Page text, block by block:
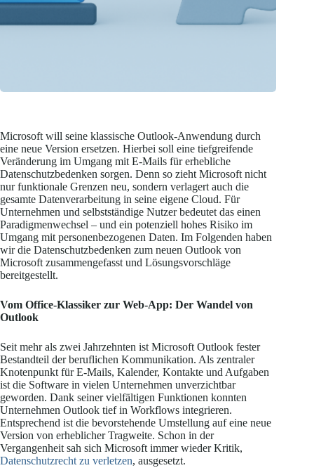
Microsoft will seine klassische Outlook-Anwendung durch
eine neue Version ersetzen. Hierbei soll eine tiefgreifende
Veränderung im Umgang mit E-Mails für erhebliche
Datenschutzbedenken sorgen. Denn so zieht Microsoft nicht
nur funktionale Grenzen neu, sondern verlagert auch die
gesamte Datenverarbeitung in seine eigene Cloud. Für
Unternehmen und selbstständige Nutzer bedeutet das einen
Paradigmenwechsel – und ein potenziell hohes Risiko im
Umgang mit personenbezogenen Daten. Im Folgenden haben
wir die Datenschutzbedenken zum neuen Outlook von
Microsoft zusammengefasst und Lösungsvorschläge
bereitgestellt.
Vom Office-Klassiker zur Web-App: Der Wandel von
Outlook
Seit mehr als zwei Jahrzehnten ist Microsoft Outlook fester
Bestandteil der beruflichen Kommunikation. Als zentraler
Knotenpunkt für E-Mails, Kalender, Kontakte und Aufgaben
ist die Software in vielen Unternehmen unverzichtbar
geworden. Dank seiner vielfältigen Funktionen konnten
Unternehmen Outlook tief in Workflows integrieren.
Entsprechend ist die bevorstehende Umstellung auf eine neue
Version von erheblicher Tragweite. Schon in der
Vergangenheit sah sich Microsoft immer wieder Kritik,
Datenschutzrecht zu verletzen, ausgesetzt.